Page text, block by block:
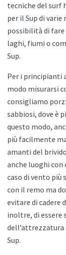
tecniche del surf
per il Sup di varie
possibilità di fare
laghi, fiumi o
Sup.
Per i principianti
modo misurarsi
consigliamo
sabbiosi, dove è
questo modo,
più facilmente
amanti del
anche luoghi
caso di vento
con il remo ma
evitare di cadere
inoltre, di essere
dell’attrezzatura
Sup.